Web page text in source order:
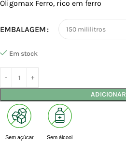
Oligomax Ferro, rico em ferro
EMBALAGEM
Em stock
ADICIONAR
Sem açúcar Sem álcool